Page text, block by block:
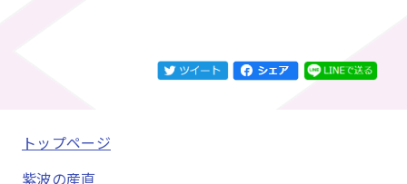
トップページ
紫波の産直